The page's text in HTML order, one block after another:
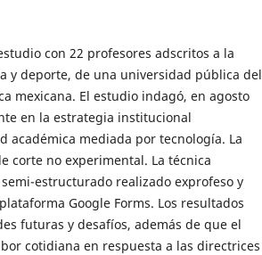
con 22 profesores adscritos a la
y deporte, de una universidad pública del
mexicana. El estudio indagó, en agosto
en la estrategia institucional
académica mediada por tecnología. La
corte no experimental. La técnica
estructurado realizado exprofeso y
Google Forms. Los resultados
futuras y desafíos, además de que el
cotidiana en respuesta a las directrices